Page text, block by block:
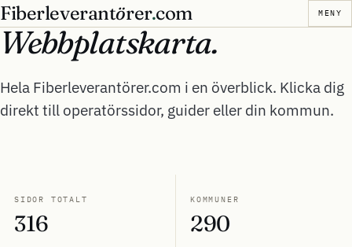
Fiberleverantörer.com MENY
Webbplatskarta.
Hela Fiberleverantörer.com i en överblick. Klicka dig
direkt till operatörssidor, guider eller din kommun.
SIDOR TOTALT
316
KOMMUNER
290